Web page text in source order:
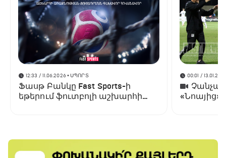
12:33 / 11.06.2026• ՍՊՈՐՏ
Ֆասթ Բանկը Fast Sports-ի
եթերում ֆուտբոլի աշխարհի
00:01 /
«Նոայից»